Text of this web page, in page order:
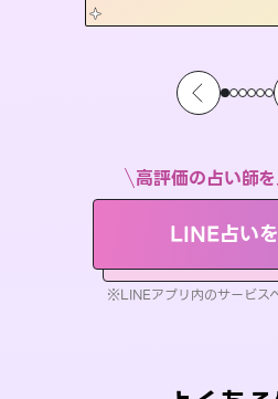
高評価の占い師
LINE占い
※LINEアプリ内のサービス